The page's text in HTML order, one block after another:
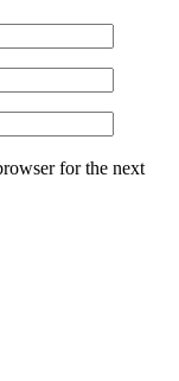
for the next